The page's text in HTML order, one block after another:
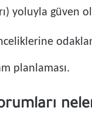
yoluyla güven
planlaması.